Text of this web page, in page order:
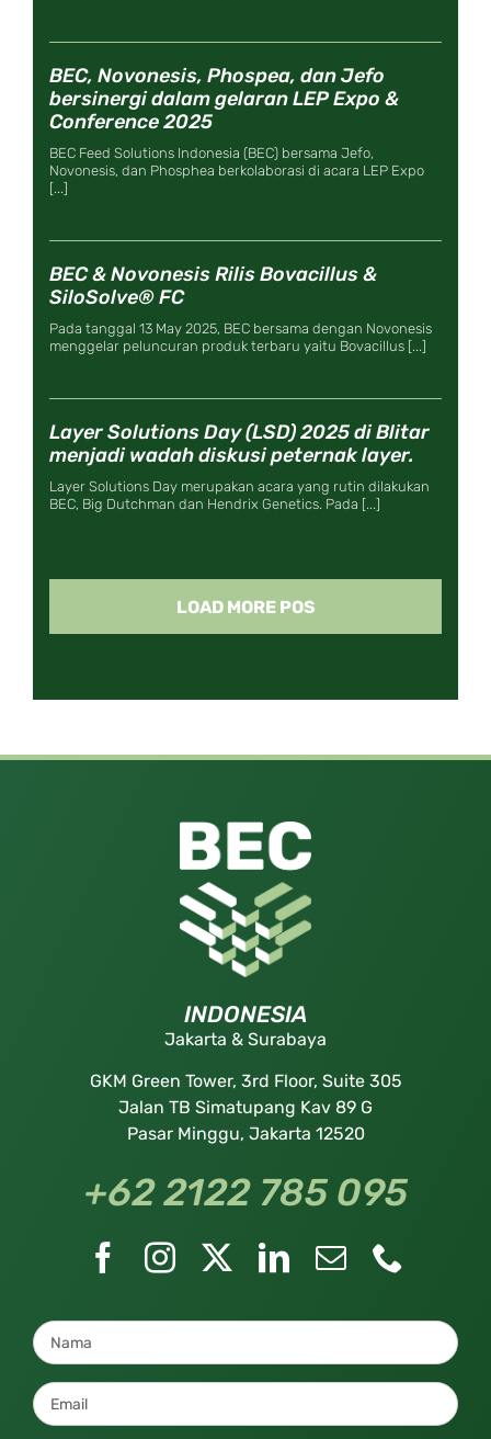
BEC, Novonesis, Phospea, dan Jefo
bersinergi dalam gelaran LEP Expo &
Conference 2025
BEC Feed Solutions Indonesia (BEC) bersama Jefo,
Novonesis, dan Phosphea berkolaborasi di acara LEP Expo
[...]
BEC & Novonesis Rilis Bovacillus &
SiloSolve® FC
Pada tanggal 13 May 2025, BEC bersama dengan Novonesis
menggelar peluncuran produk terbaru yaitu Bovacillus [...]
Layer Solutions Day (LSD) 2025 di Blitar
menjadi wadah diskusi peternak layer.
Layer Solutions Day merupakan acara yang rutin dilakukan
BEC, Big Dutchman dan Hendrix Genetics. Pada [...]
LOAD MORE POS
INDONESIA
Jakarta & Surabaya
GKM Green Tower, 3rd Floor, Suite 305
Jalan TB Simatupang Kav 89 G
Pasar Minggu, Jakarta 12520
+62 2122 785 095
*
*